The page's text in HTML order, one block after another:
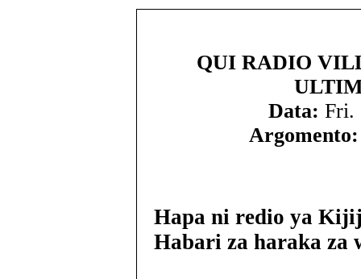
QUI RADIO
Data: Fri.
Argomento:
Hapa ni redio ya
Habari za haraka za